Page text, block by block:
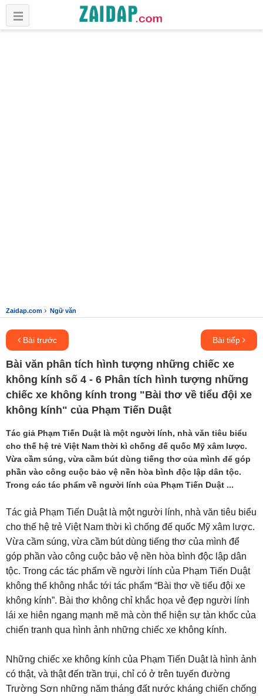
Zaidap.com › Ngữ văn
Bài trước Bài tiếp
Bài văn phân tích hình tượng những chiếc xe
không kính số 4 - 6 Phân tích hình tượng những
chiếc xe không kính trong "Bài thơ về tiểu đội xe
không kính" của Phạm Tiến Duật
Tác giả Phạm Tiến Duật là một người lính, nhà văn tiêu biểu
cho thế hệ trẻ Việt Nam thời kì chống đế quốc Mỹ xâm lược.
Vừa cầm súng, vừa cầm bút dùng tiếng thơ của mình để góp
phần vào công cuộc bảo vệ nền hòa bình độc lập dân tộc.
Trong các tác phẩm về người lính của Phạm Tiến Duật ...
Tác giả Phạm Tiến Duật là một người lính, nhà văn tiêu biểu
cho thế hệ trẻ Việt Nam thời kì chống đế quốc Mỹ xâm lược.
Vừa cầm súng, vừa cầm bút dùng tiếng thơ của mình để
góp phần vào công cuộc bảo vệ nền hòa bình độc lập dân
tộc. Trong các tác phẩm về người lính của Phạm Tiến Duật
không thể không nhắc tới tác phẩm “Bài thơ về tiểu đội xe
không kính”. Bài thơ không chỉ khắc họa vẻ đẹp người lính
lái xe hiên ngang mạnh mẽ mà còn thể hiện sự tàn khốc của
chiến tranh qua hình ảnh những chiếc xe không kính.
Những chiếc xe không kính của Phạm Tiến Duật là hình ảnh
có thật, và thật đến trần trụi, chỉ có ở trên tuyến đường
Trường Sơn những năm tháng đất nước kháng chiến chống